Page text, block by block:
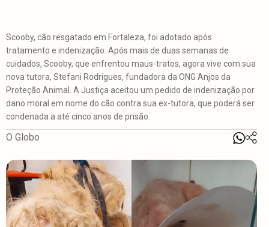
Scooby, cão resgatado em Fortaleza, foi adotado após
tratamento e indenização. Após mais de duas semanas de
cuidados, Scooby, que enfrentou maus-tratos, agora vive com sua
nova tutora, Stefani Rodrigues, fundadora da ONG Anjos da
Proteção Animal. A Justiça aceitou um pedido de indenização por
dano moral em nome do cão contra sua ex-tutora, que poderá ser
condenada a até cinco anos de prisão.
O Globo